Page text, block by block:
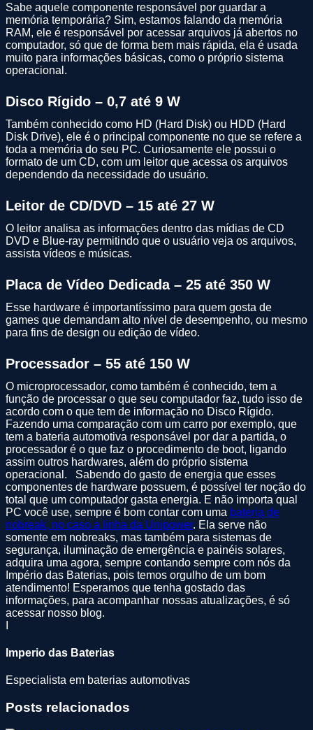
Sabe aquele componente responsável por guardar a
memória temporária? Sim, estamos falando da memória
RAM, ele é responsável por acessar arquivos já abertos no
computador, só que de forma bem mais rápida, ela é usada
muito para informações básicas, como o próprio sistema
operacional.
Disco Rígido – 0,7 até 9 W
Também conhecido como HD (Hard Disk) ou HDD (Hard
Disk Drive), ele é o principal componente no que se refere a
toda a memória do seu PC. Curiosamente ele possui o
formato de um CD, com um leitor que acessa os arquivos
dependendo da necessidade do usuário.
Leitor de CD/DVD – 15 até 27 W
O leitor analisa as informações dentro das mídias de CD
DVD e Blue-ray permitindo que o usuário veja os arquivos,
assista vídeos e músicas.
Placa de Vídeo Dedicada – 25 até 350 W
Esse hardware é importantíssimo para quem gosta de
games que demandam alto nível de desempenho, ou mesmo
para fins de design ou edição de vídeo.
Processador – 55 até 150 W
O microprocessador, como também é conhecido, tem a
função de processar o que seu computador faz, tudo isso de
acordo com o que tem de informação no Disco Rígido.
Fazendo uma comparação com um carro por exemplo, que
tem a bateria automotiva responsável por dar a partida, o
processador é o que faz o procedimento de boot, ligando
assim outros hardwares, além do próprio sistema
operacional. Sabendo do gasto de energia que esses
componentes de hardware possuem, é possível ter noção do
total que um computador gasta energia. E não importa qual
PC você use, sempre é bom contar com uma bateria de
nobreak, no caso a linha da Unipower. Ela serve não
somente em nobreaks, mas também para sistemas de
segurança, iluminação de emergência e painéis solares,
adquira uma agora, sempre contando sempre com nós da
Império das Baterias, pois temos orgulho de um bom
atendimento! Esperamos que tenha gostado das
informações, para acompanhar nossas atualizações, é só
acessar nosso blog.
Imperio das Baterias
Especialista em baterias automotivas
Posts relacionados